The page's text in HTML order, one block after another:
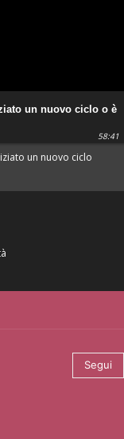
un nuovo ciclo o è
58:41
un nuovo ciclo
Segui